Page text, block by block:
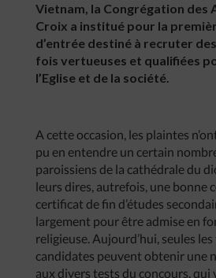
Vietnam, la Congrégation des
Croix a institué pour la
d’entrée destiné à recruter
fois vertueuses et qualifiées
l’Eglise et de la société.
A cette occasion, les plaintes
pu en entendre un certain
paroissiens de la cathédrale du
leurs dires, autrefois, une bonne
certificat de fin d’études
largement pour être admise en
religieuse. Aujourd’hui, seules
candidates peuvent obtenir une
aux divers tests du concours, qui